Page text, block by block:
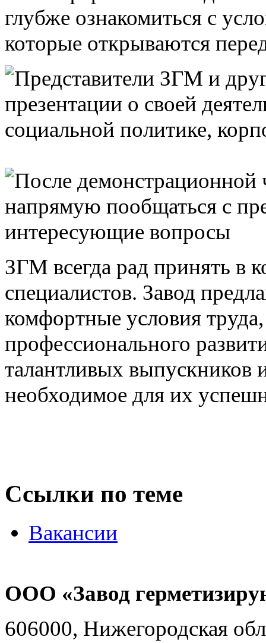
глубже ознакомиться с
которые открываются
ЗГМ всегда рад принять в
специалистов. Завод
комфортные условия
профессионального
талантливых выпускников
необходимое для их
Ссылки по теме
Вакансии
ООО «Завод
606000, Нижегородская